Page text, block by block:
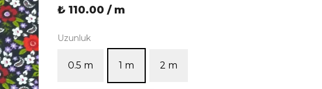
₺ 110.00 / m
Uzunluk
0.5 m 1 m 2 m